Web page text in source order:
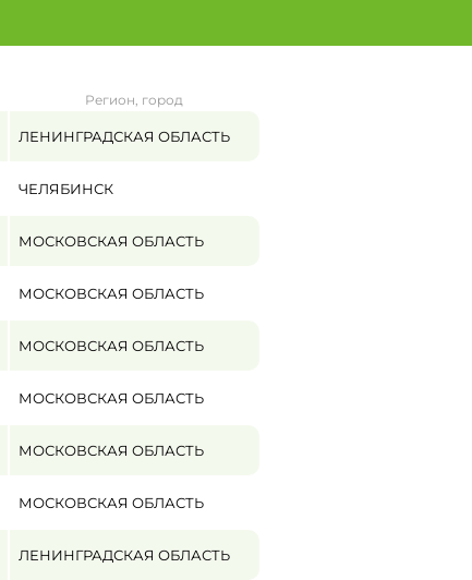
Регион, город
ЛЕНИНГРАДСКАЯ ОБЛАСТЬ
ЧЕЛЯБИНСК
МОСКОВСКАЯ ОБЛАСТЬ
МОСКОВСКАЯ ОБЛАСТЬ
МОСКОВСКАЯ ОБЛАСТЬ
МОСКОВСКАЯ ОБЛАСТЬ
МОСКОВСКАЯ ОБЛАСТЬ
МОСКОВСКАЯ ОБЛАСТЬ
ЛЕНИНГРАДСКАЯ ОБЛАСТЬ